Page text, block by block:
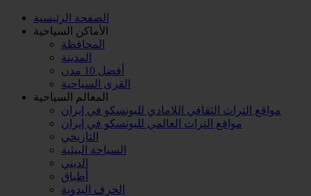
الصفحة الرئیسية
الأماکن السیاحية
المحافظة
المدينة
أفضل 10 مدن
القرى السياحية
المعالم السياحية
مواقع التراث الثقافي اللامادي لليونسكو في إيران
مواقع التراث العالمي لليونسكو في إيران
التاريخي
السياحة البيئية
الديني
أطباق
الحرف اليدوية